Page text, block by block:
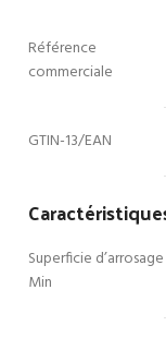
Référence
commerciale
GTIN-13/EAN
Superficie d’arrosage
Min